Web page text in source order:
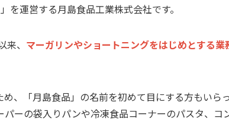
を運営する月島食品工業株式会社です。
、 マーガリンやショートニングをはじめとする
、「月島食品」の名前を初めて目にする方もいら
パーの袋入りパンや冷凍食品コーナーのパスタ、コ